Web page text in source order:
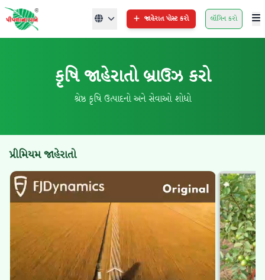
જાહેરાત પોસ્ટ કરો લૉગિન કરો
કૃષિ જાહેરાતો બ્રાઉઝ કરો
શ્રેષ્ઠ કૃષિ ઉત્પાદનો અને સેવાઓ શોધો
પ્રીમિયમ જાહેરાતો